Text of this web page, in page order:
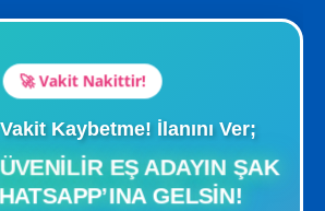
🚀 Vakit Nakittir!
Kaybetme! İlanını Ver;
EŞ ADAYIN ŞAK
GELSIN!